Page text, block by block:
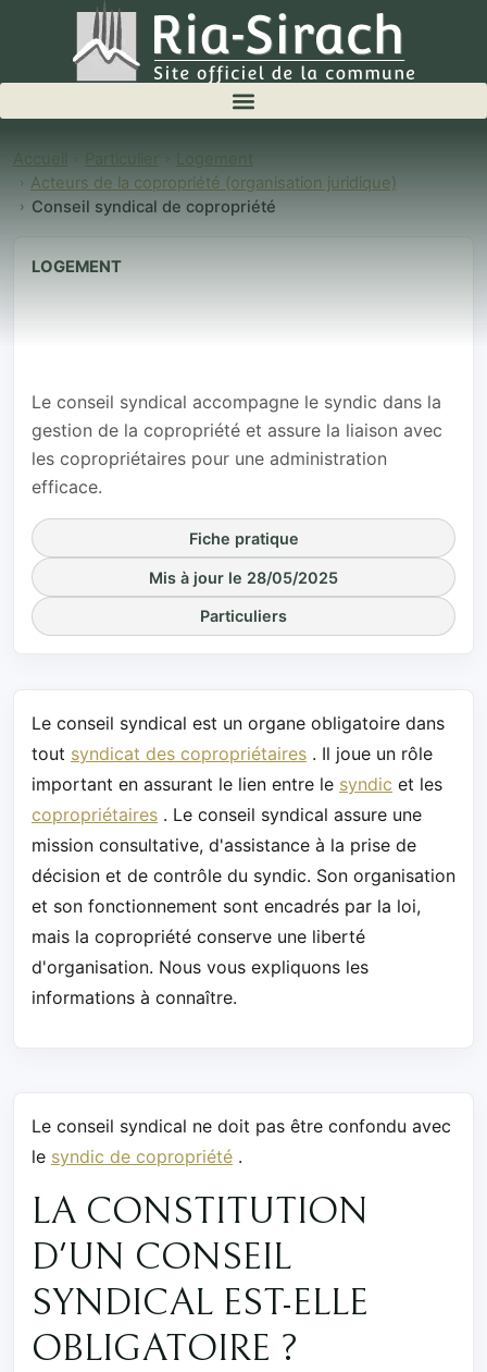
Accueil Particulier
Logement
Acteurs de la copropriété (organisation juridique)
Conseil syndical de copropriété
LOGEMENT
Conseil
syndical de
Le conseil syndical accompagne le syndic dans la
gestion de la copropriété et assure la liaison avec
les copropriétaires pour une administration
efficace.
Fiche pratique
Mis à jour le 28/05/2025
Particuliers
Le conseil syndical est un organe obligatoire dans
tout syndicat des copropriétaires . Il joue un rôle
important en assurant le lien entre le syndic et les
copropriétaires . Le conseil syndical assure une
mission consultative, d'assistance à la prise de
décision et de contrôle du syndic. Son organisation
et son fonctionnement sont encadrés par la loi,
mais la copropriété conserve une liberté
d'organisation. Nous vous expliquons les
informations à connaître.
Le conseil syndical ne doit pas être confondu avec
le syndic de copropriété .
LA CONSTITUTION
D'UN CONSEIL
SYNDICAL EST-ELLE
OBLIGATOIRE ?